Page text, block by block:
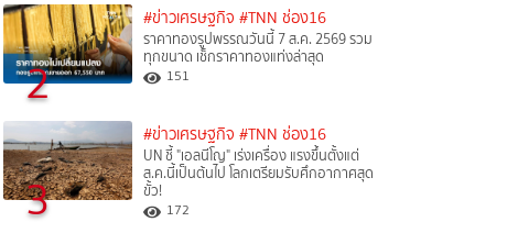
2
#ข่าวเศรษฐกิจ #TNN ช่อง16
ราคาทองรูปพรรณวันนี้ 7 ส.ค. 2569 รวม
ทุกขนาด เช็กราคาทองแท่งล่าสุด
151
3
#ข่าวเศรษฐกิจ #TNN ช่อง16
UN ชี้ "เอลนีโญ" เร่งเครื่อง แรงขึ้นตั้งแต่
ส.ค.นี้เป็นต้นไป โลกเตรียมรับศึกอากาศสุด
ขั้ว!
172